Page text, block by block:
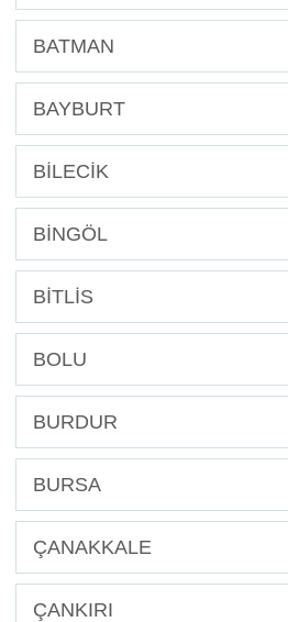
BATMAN
BAYBURT
BİLECİK
BİNGÖL
BİTLİS
BOLU
BURDUR
BURSA
ÇANAKKALE
ÇANKIRI